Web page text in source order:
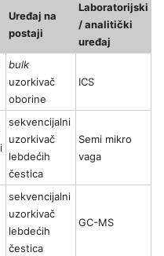
Uređaj na
postaji
Laboratorijski
/ analitički
uređaj
bulk
uzorkivač
oborine
ICS
i
sekvencijalni
uzorkivač
lebdećih
čestica
Semi mikro
vaga
sekvencijalni
uzorkivač
lebdećih
čestica
GC-MS